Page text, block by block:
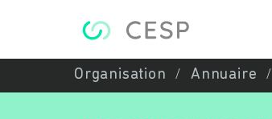
Organisation Annuaire